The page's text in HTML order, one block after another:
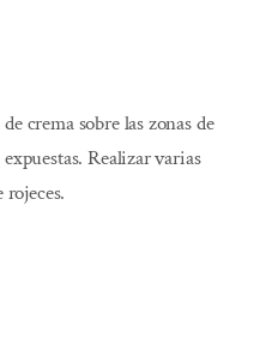
crema sobre las zonas de
Realizar varias
rojeces.